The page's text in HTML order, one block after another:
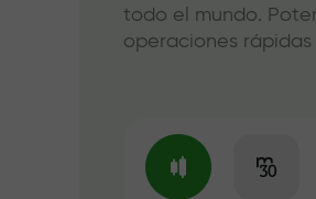
todo el mundo.
operaciones